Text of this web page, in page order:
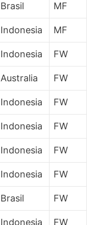
Brasil MF
Indonesia MF
Indonesia FW
Australia FW
Indonesia FW
Indonesia FW
Indonesia FW
Indonesia FW
Brasil FW
Indonesia FW